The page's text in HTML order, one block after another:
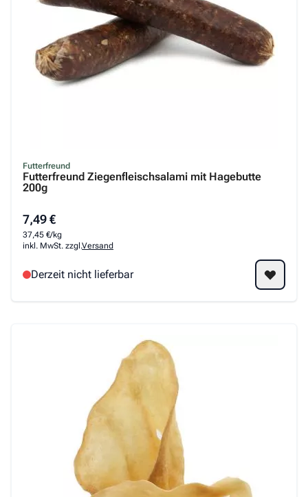
Futterfreund
Futterfreund Ziegenfleischsalami mit Hagebutte
200g
7,49 €
37,45 €/kg
inkl. MwSt. zzgl.Versand
Derzeit nicht lieferbar